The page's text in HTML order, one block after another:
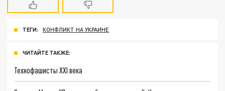
ТЕГИ: КОНФЛИКТ НА УКРАИНЕ
ЧИТАЙТЕ ТАКЖЕ:
Технофашисты XXI века